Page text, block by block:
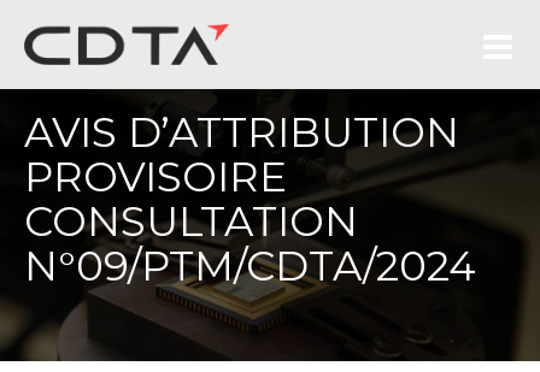
AVIS D’ATTRIBUTION
PROVISOIRE
CONSULTATION
N°09/PTM/CDTA/2024